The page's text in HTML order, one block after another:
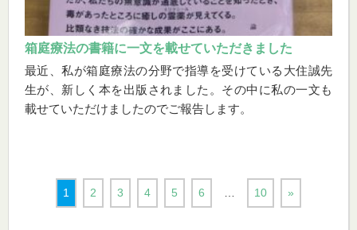
箱庭療法の書籍に一文を載せていただきました
最近、私が箱庭療法の分野で指導を受けている大住誠先
生が、新しく本を出版されました。その中に私の一文も
載せていただけましたのでご報告します。
1 2 3 4 5 6 10 »